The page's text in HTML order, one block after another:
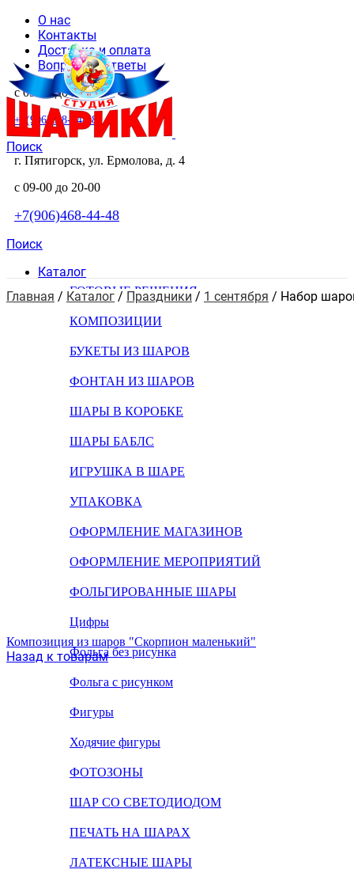
О нас
Контакты
Доставка и оплата
Вопросы и ответы
с 09-00 до 20-00
+7(906)468-44-48
Поиск
г. Пятигорск, ул. Ермолова, д. 4
с 09-00 до 20-00
+7(906)468-44-48
Поиск
Каталог
ГОТОВЫЕ РЕШЕНИЯ
КОМПОЗИЦИИ
БУКЕТЫ ИЗ ШАРОВ
ФОНТАН ИЗ ШАРОВ
ШАРЫ В КОРОБКЕ
ШАРЫ БАБЛС
ИГРУШКА В ШАРЕ
УПАКОВКА
ОФОРМЛЕНИЕ МАГАЗИНОВ
ОФОРМЛЕНИЕ МЕРОПРИЯТИЙ
ФОЛЬГИРОВАННЫЕ ШАРЫ
Цифры
Фольга без рисунка
Фольга с рисунком
Фигуры
Ходячие фигуры
ФОТОЗОНЫ
ШАР СО СВЕТОДИОДОМ
ПЕЧАТЬ НА ШАРАХ
ЛАТЕКСНЫЕ ШАРЫ
Главная / Каталог / Праздники / 1 сентября / Набор
Композиция из шаров "Скорпион маленький"
Назад к товарам